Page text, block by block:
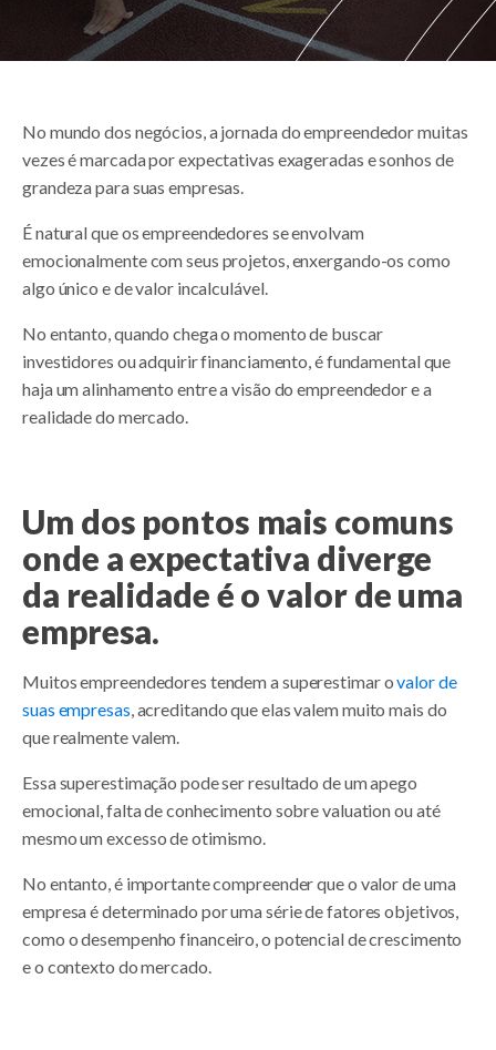
No mundo dos negócios, a jornada do empreendedor muitas
vezes é marcada por expectativas exageradas e sonhos de
grandeza para suas empresas.
É natural que os empreendedores se envolvam
emocionalmente com seus projetos, enxergando-os como
algo único e de valor incalculável.
No entanto, quando chega o momento de buscar
investidores ou adquirir financiamento, é fundamental que
haja um alinhamento entre a visão do empreendedor e a
realidade do mercado.
Um dos pontos mais comuns
onde a expectativa diverge
da realidade é o valor de uma
empresa.
Muitos empreendedores tendem a superestimar ovalor de
suas empresas, acreditando que elas valem muito mais do
que realmente valem.
Essa superestimação pode ser resultado de um apego
emocional, falta de conhecimento sobre valuation ou até
mesmo um excesso de otimismo.
No entanto, é importante compreender que o valor de uma
empresa é determinado por uma série de fatores objetivos,
como o desempenho financeiro, o potencial de crescimento
e o contexto do mercado.